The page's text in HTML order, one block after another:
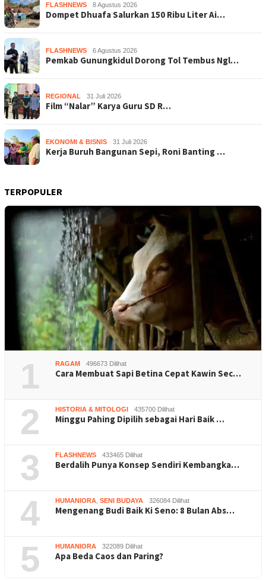
FLASHNEWS 8 Agustus 2026
Dompet Dhuafa Salurkan 150 Ribu Liter Ai…
FLASHNEWS 6 Agustus 2026
Pemkab Gunungkidul Dorong Tol Tembus Ngl…
REGIONAL 31 Juli 2026
Film “Nalar” Karya Guru SD R…
EKONOMI & BISNIS 31 Juli 2026
Kerja Buruh Bangunan Sepi, Roni Banting …
TERPOPULER
1 RAGAM 496673 Dilihat
Cara Membuat Sapi Betina Cepat Kawin Sec…
2 HISTORIA & MITOLOGI 435700 Dilihat
Minggu Pahing Dipilih sebagai Hari Baik …
3 FLASHNEWS 433465 Dilihat
Berdalih Punya Konsep Sendiri Kembangka…
4 HUMANIORA SENI BUDAYA 326084 Dilihat
Mengenang Budi Baik Ki Seno: 8 Bulan Abs…
5 HUMANIORA 322089 Dilihat
Apa Beda Caos dan Paring?